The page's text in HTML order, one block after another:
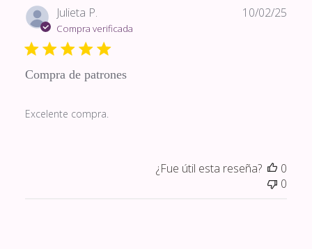
Julieta P.
Compra verificada
Compra de patrones
Excelente compra.
10/02/25
¿Fue útil esta reseña?
0
0